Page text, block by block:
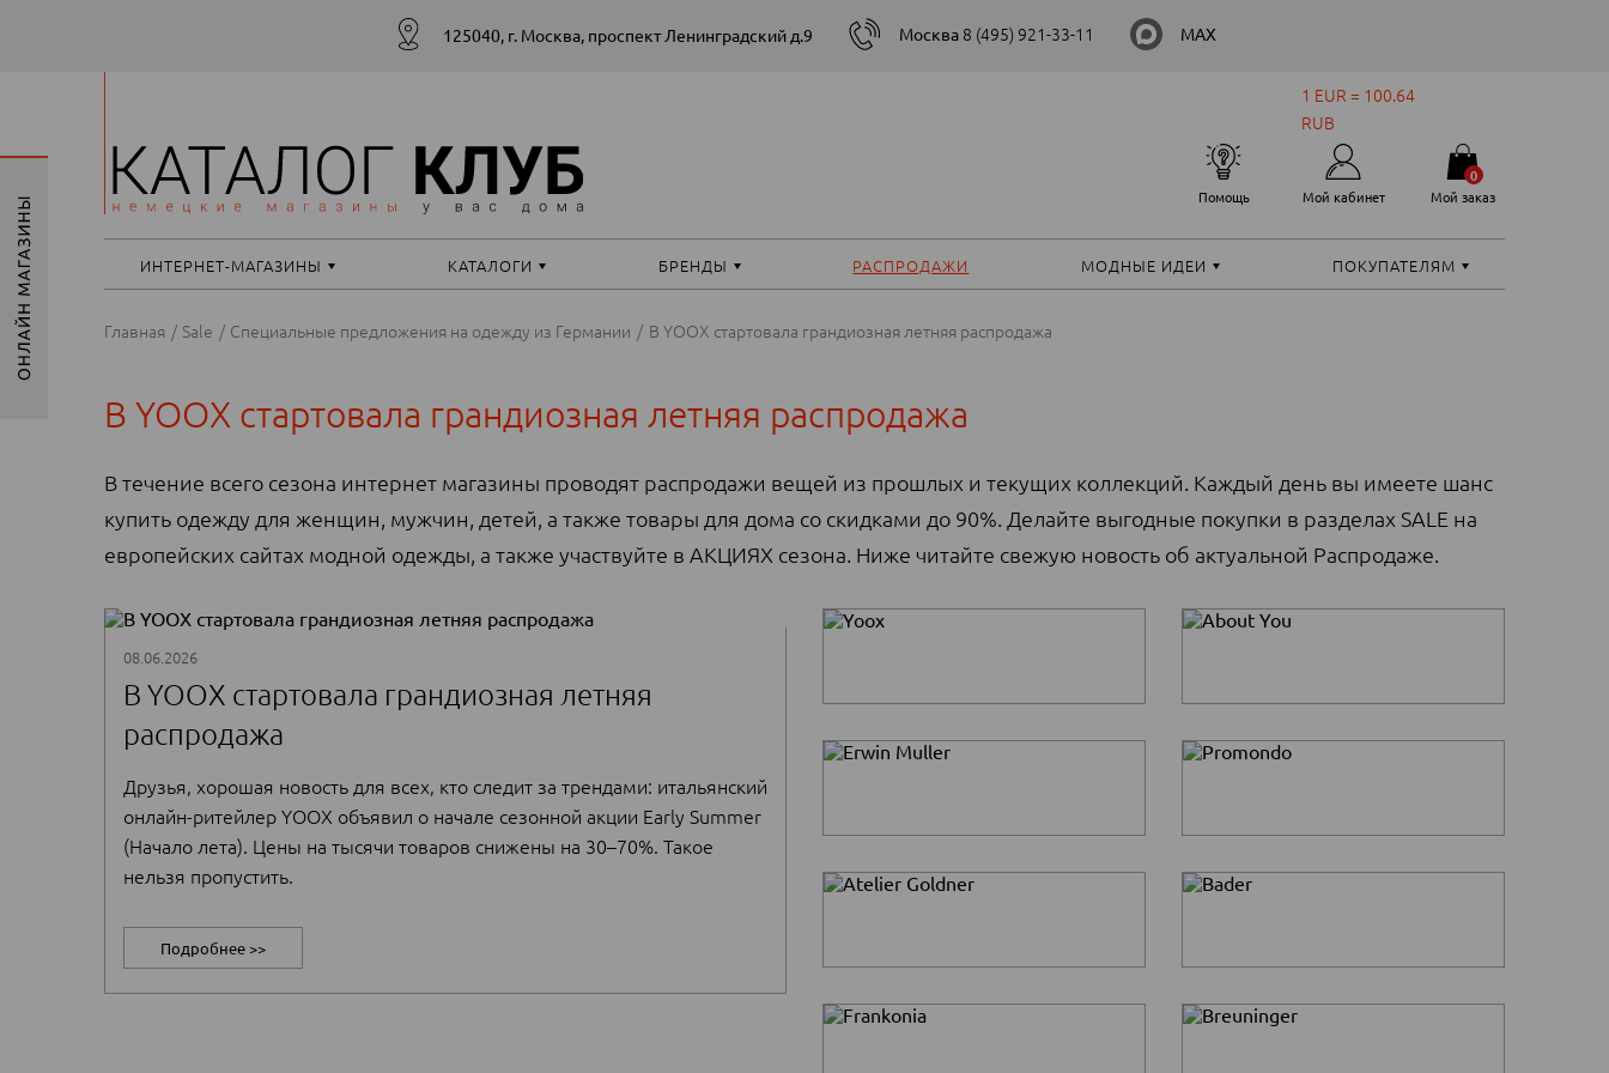
125040, г. Москва, проспект Ленинградский д.9 Москва 8 (495) 921-33-11 MAX
1 EUR = 100.64
RUB
Помощь Мой кабинет Мой заказ
0
ИНТЕРНЕТ-МАГАЗИНЫ КАТАЛОГИ БРЕНДЫ РАСПРОДАЖИ МОДНЫЕ ИДЕИ ПОКУПАТЕЛЯМ
Главная Sale Специальные предложения на одежду из Германии В YOOX стартовала грандиозная летняя распродажа
В YOOX стартовала грандиозная летняя распродажа
В течение всего сезона интернет магазины проводят распродажи вещей из прошлых и текущих коллекций. Каждый день вы имеете шанс
купить одежду для женщин, мужчин, детей, а также товары для дома со скидками до 90%. Делайте выгодные покупки в разделах SALE на
европейских сайтах модной одежды, а также участвуйте в АКЦИЯХ сезона. Ниже читайте свежую новость об актуальной Распродаже.
08.06.2026
В YOOX стартовала грандиозная летняя
распродажа
Друзья, хорошая новость для всех, кто следит за трендами: итальянский
онлайн-ритейлер YOOX объявил о начале сезонной акции Early Summer
(Начало лета). Цены на тысячи товаров снижены на 30–70%. Такое
нельзя пропустить.
Температура повышается, а цены падают. Сегодня более чем реально
приобрести крутую дизайнерскую вещь. Обратите внимание:
ассортимент распродажи обновлен и пополнен новыми позициями.
Подробнее >>